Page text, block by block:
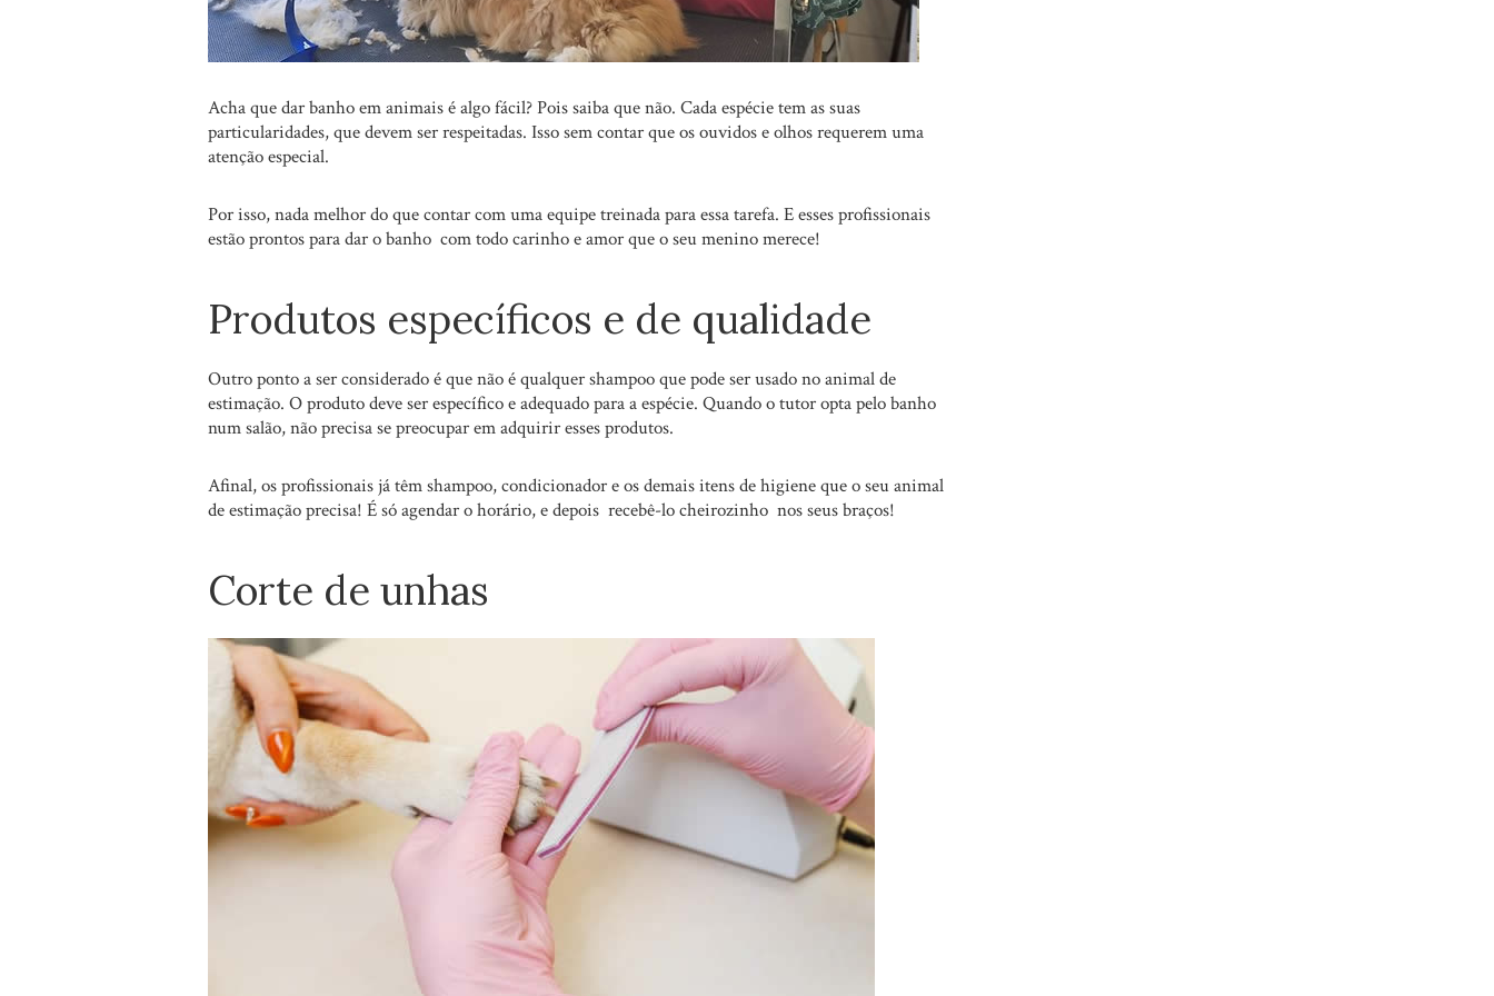
Acha que dar banho em animais é algo fácil? Pois saiba que não. Cada espécie tem as suas
particularidades, que devem ser respeitadas. Isso sem contar que os ouvidos e olhos requerem uma
atenção especial.
Por isso, nada melhor do que contar com uma equipe treinada para essa tarefa. E esses profissionais
estão prontos para dar o banho com todo carinho e amor que o seu menino merece!
Produtos específicos e de qualidade
Outro ponto a ser considerado é que não é qualquer shampoo que pode ser usado no animal de
estimação. O produto deve ser específico e adequado para a espécie. Quando o tutor opta pelo banho
num salão, não precisa se preocupar em adquirir esses produtos.
Afinal, os profissionais já têm shampoo, condicionador e os demais itens de higiene que o seu animal
de estimação precisa! É só agendar o horário, e depois recebê-lo cheirozinho nos seus braços!
Corte de unhas